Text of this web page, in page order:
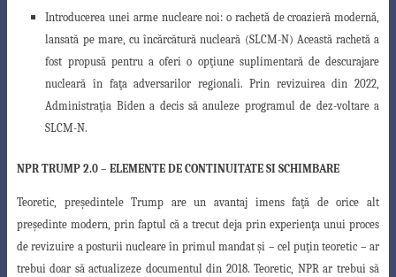
Introducerea unei arme nucleare noi: o rachetă de croazieră modernă,
lansată pe mare, cu încărcătură nucleară (SLCM-N) Această rachetă a
fost propusă pentru a oferi o opţiune suplimentară de descurajare
nucleară în faţa adversarilor regionali. Prin revizuirea din 2022,
Administraţia Biden a decis să anuleze programul de dez-voltare a
SLCM-N.
NPR TRUMP 2.0– ELEMENTE DE CONTINUITATE SI SCHIMBARE
Teoretic, preşedintele Trump are un avantaj imens faţă de orice alt
preşedintemodern, prin faptul că a trecut deja prin experienţa unui proces
de revizuire a posturii nucleare în primul mandat şi – cel puţin teoretic – ar
trebui doar să actualizeze documentul din 2018. Teoretic, NPR ar trebui să